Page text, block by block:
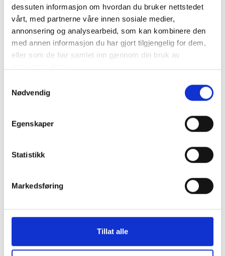
dessuten informasjon om hvordan du bruker nettstedet
vårt, med partnerne våre innen sosiale medier,
annonsering og analysearbeid, som kan kombinere den
med annen informasjon du har gjort tilgjengelig for dem,
eller som de har samlet inn gjennom din bruk av
Nødvendig
Egenskaper
Statistikk
Markedsføring
Tillat alle
Logga In För Att Se Priset